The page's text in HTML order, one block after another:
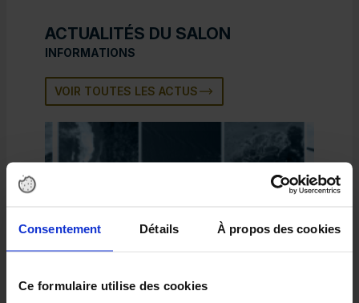
Consentement Détails À propos des cookies
Ce formulaire utilise des cookies
ACTUALITÉS DU SALON
INFORMATIONS
VOIR TOUTES LES ACTUS
25/06/2026
Le Village MER & LITTORAL
Le Village MER & LITTORAL